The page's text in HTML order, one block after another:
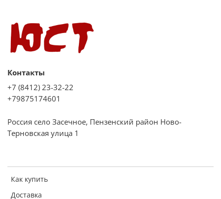
1 решетка
Дополнительная информация:
Таймер электромеханический
Выдвижной ящик
Регулировочные ножки
Без крышки
Фасад стеклянный коричневый с растровым рисунком
Как купить
Доставка
Контакты
+7 (8412) 23-32-22
+79875174601
Россия село Засечное, Пензенский район Ново-
Терновская улица 1